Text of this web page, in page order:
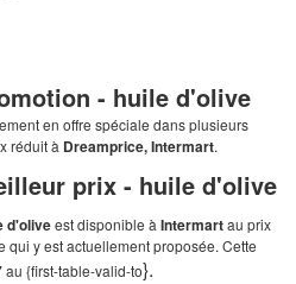
- huile d'olive
en offre spéciale dans plusieurs
réduit à Dreamprice, Intermart.
prix - huile d'olive
d'oliveest disponible à Intermartau prix
qui y est actuellement proposée. Cette
au {first-table-valid-to}.